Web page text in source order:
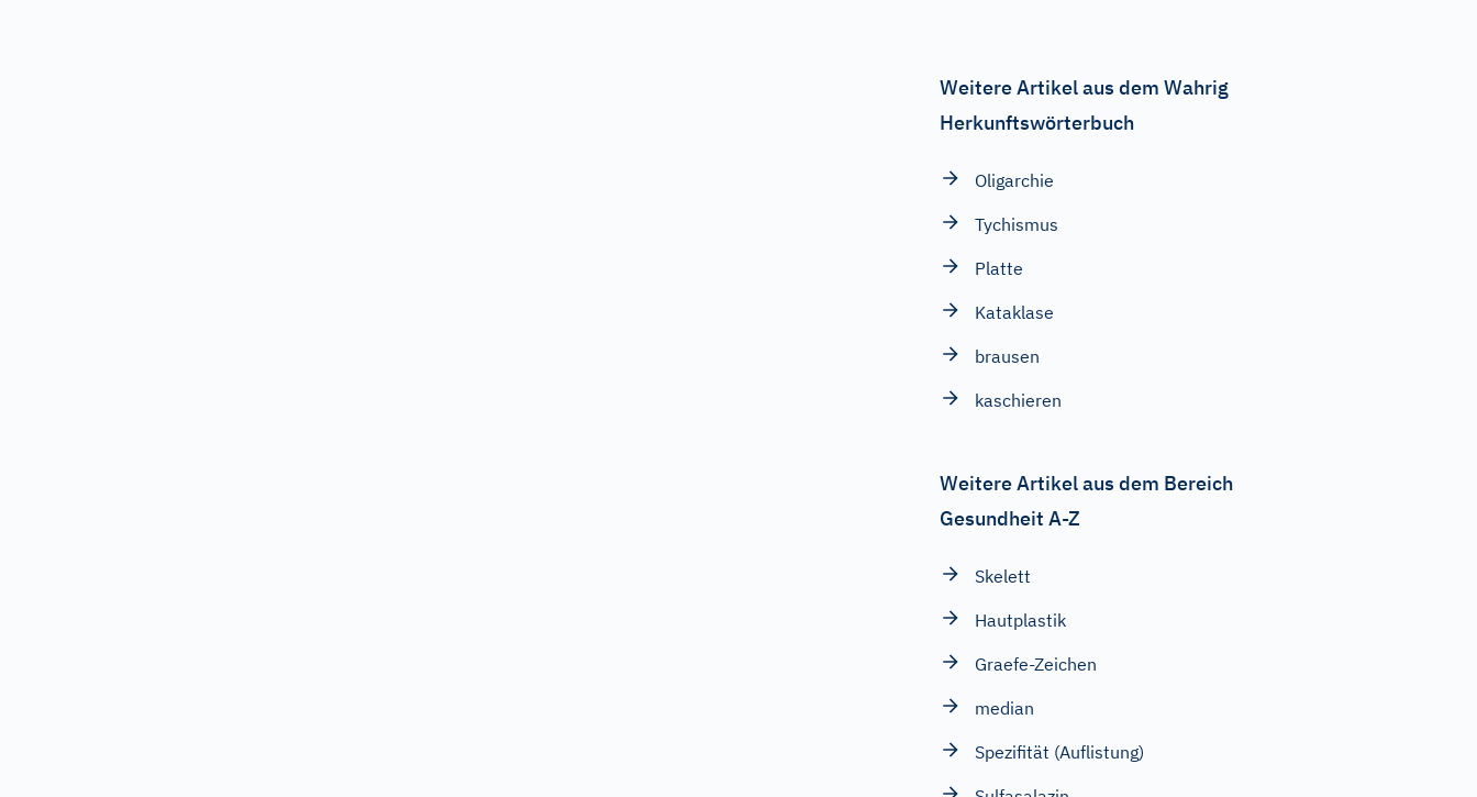
Weitere Artikel aus dem Wahrig
Herkunftswörterbuch
Oligarchie
Tychismus
Platte
Kataklase
brausen
kaschieren
Weitere Artikel aus dem Bereich
Gesundheit A-Z
Skelett
Hautplastik
Graefe-Zeichen
median
Spezifität (Auflistung)